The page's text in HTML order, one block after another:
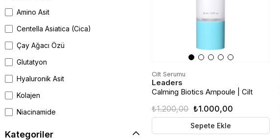
Amino Asit
Centella Asiatica (Cica)
Çay Ağacı Özü
Glutatyon
Hyaluronik Asit
Kolajen
Niacinamide
Kategoriler
Cilt Serumu
Leaders
Calming Biotics Ampoule | Cilt
Bakım Ampulü | 30ml
₺1.000,00
₺1.200,00
Sepete Ekle